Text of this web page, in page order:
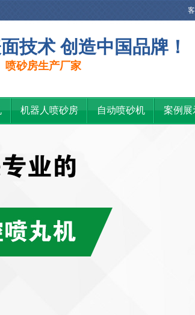
技术 创造中国品牌！
喷砂房生产厂家
机器人喷砂房 自动喷砂机 案例展